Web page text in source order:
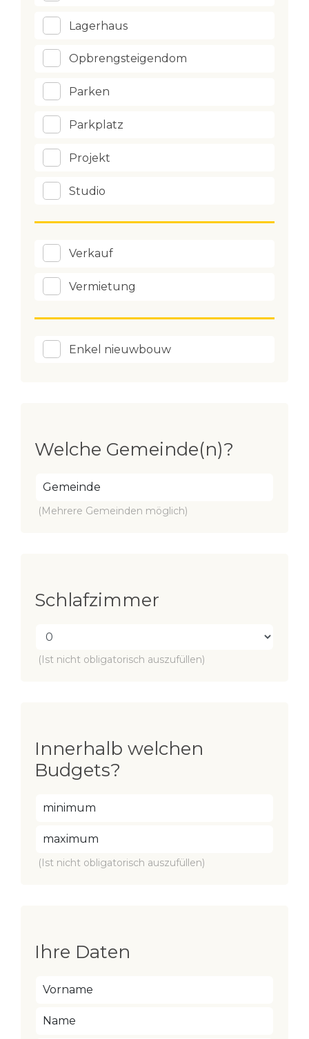
Lagerhaus
Opbrengsteigendom
Parken
Parkplatz
Projekt
Studio
Verkauf
Vermietung
Enkel nieuwbouw
Welche Gemeinde(n)?
(Mehrere Gemeinden möglich)
Schlafzimmer
(Ist nicht obligatorisch auszufüllen)
Innerhalb welchen
Budgets?
(Ist nicht obligatorisch auszufüllen)
Ihre Daten